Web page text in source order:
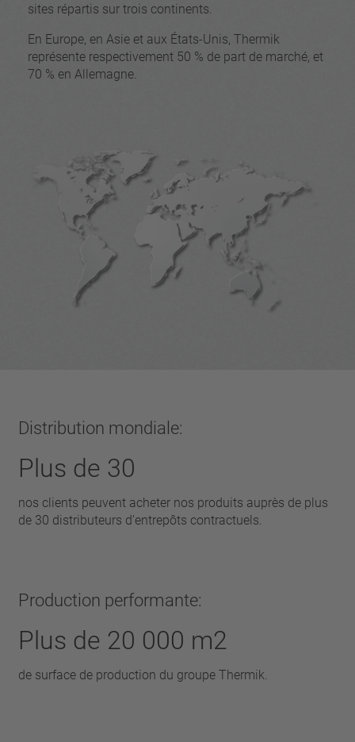
sites répartis sur trois continents.
En Europe, en Asie et aux États-Unis, Thermik
représente respectivement 50 % de part de marché, et
70 % en Allemagne.
Distribution mondiale:
Plus de 30
nos clients peuvent acheter nos produits auprès de plus
de 30 distributeurs d'entrepôts contractuels.
Production performante:
Plus de 20 000 m2
de surface de production du groupe Thermik.